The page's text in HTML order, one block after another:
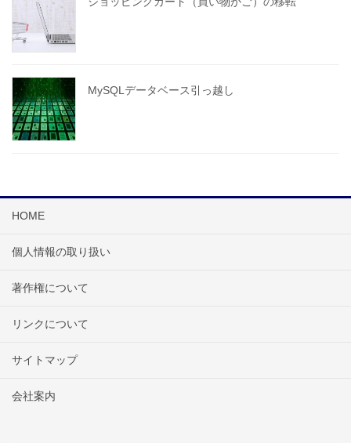
MySQLデータベース引っ越し
HOME
個人情報の取り扱い
著作権について
リンクについて
サイトマップ
会社案内